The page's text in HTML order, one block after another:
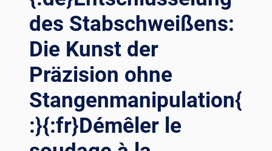
VON
SPITZENLEISTUNGEN
LUFT-
RAUMFAHRTSCHWEISSEN M
CHWEISSMANIPULATOREN{:}{:
FR}SKYWARD PR
ECISION : DÉVOILEMENT DE
L’
des Stabschweißens:
Die Kunst der
Präzision ohne
Stangenmanipulation{
:}{:fr}Démêler le